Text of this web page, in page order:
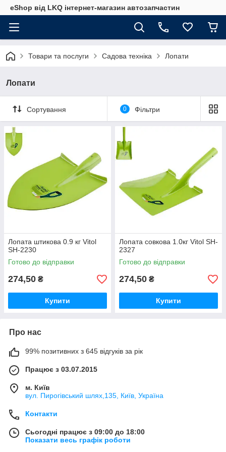
eShop від LKQ інтернет-магазин автозапчастин
Товари та послуги Садова техніка Лопати
Лопати
Сортування 0 Фільтри
Лопата штикова 0.9 кг Vitol
SH-2230
Готово до відправки
274,50 ₴
Купити
Лопата совкова 1.0кг Vitol SH-
2327
Готово до відправки
274,50 ₴
Купити
Про нас
99% позитивних з 645 відгуків за рік
Працює з 03.07.2015
м. Київ
вул. Пирогівський шлях,135, Київ, Україна
Контакти
Сьогодні працює з 09:00 до 18:00
Показати весь графік роботи